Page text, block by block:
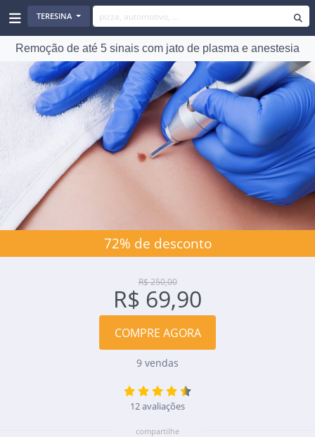
TERESINA
Remoção de até 5 sinais com jato de plasma e anestesia
72% de desconto
R$ 250,00
R$ 69,90
COMPRE AGORA
9 vendas
12 avaliações
compartilhe